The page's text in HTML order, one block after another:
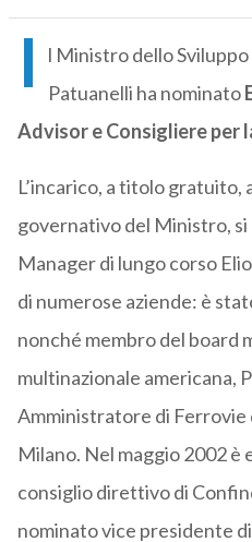
I
l Ministro dello
Patuanelli ha nominato
Advisor e Consigliere per
L’incarico, a titolo gratuito,
governativo del Ministro, si
Manager di lungo corso
di numerose aziende: è
nonché membro del board
multinazionale americana,
Amministratore di Ferrovie
Milano. Nel maggio 2002
consiglio direttivo di
nominato vice presidente